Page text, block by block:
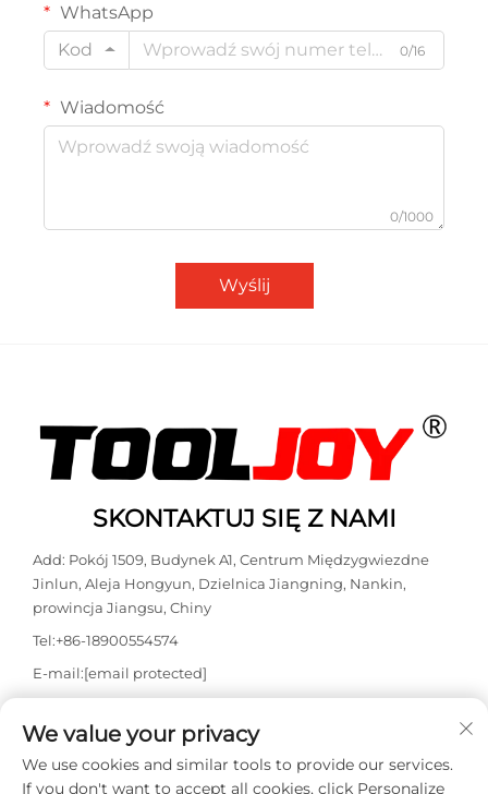
WhatsApp
Kod
0/16
Wiadomość
0/1000
Wyślij
SKONTAKTUJ SIĘ Z NAMI
Add: Pokój 1509, Budynek A1, Centrum Międzygwiezdne
Jinlun, Aleja Hongyun, Dzielnica Jiangning, Nankin,
prowincja Jiangsu, Chiny
Tel:+86-18900554574
E-mail:[email protected]
We value your privacy
We use cookies and similar tools to provide our services.
If you don't want to accept all cookies, click Personalize